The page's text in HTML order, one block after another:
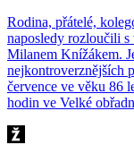
Rodina, přátelé,
naposledy rozloučili s
Milanem Knížákem.
nejkontroverznějších
července ve věku 86
hodin ve Velké